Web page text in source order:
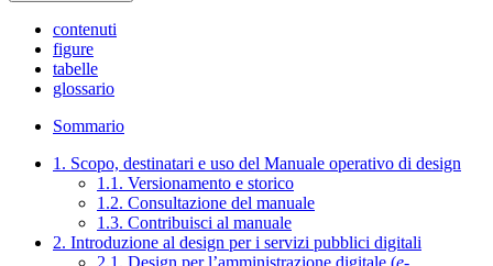
contenuti
figure
tabelle
glossario
Sommario
1. Scopo, destinatari e uso del Manuale operativo di design
1.1. Versionamento e storico
1.2. Consultazione del manuale
1.3. Contribuisci al manuale
2. Introduzione al design per i servizi pubblici digitali
2.1. Design per l’amministrazione digitale (e-